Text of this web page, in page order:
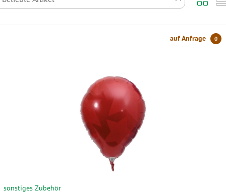
auf Anfrage 0
sonstiges Zubehör